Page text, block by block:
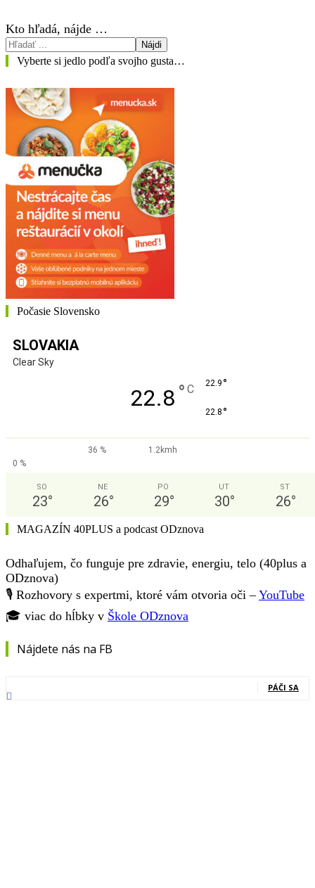
Kto hľadá, nájde …
Nájdi
Vyberte si jedlo podľa svojho gusta…
Počasie Slovensko
SLOVAKIA
Clear Sky
22.8 ° C 22.9 °
22.8 °
36 %
1.2kmh
0 %
SO
23°
NE
26°
PO
29°
UT
30°
ST
26°
MAGAZÍN 40PLUS a podcast ODznova
Odhaľujem, čo funguje pre zdravie, energiu, telo (40plus a
ODznova)
🎙️ Rozhovory s expertmi, ktoré vám otvoria oči –YouTube
🎓 viac do hĺbky v Škole ODznova
Nájdete nás na FB
PÁČI SA